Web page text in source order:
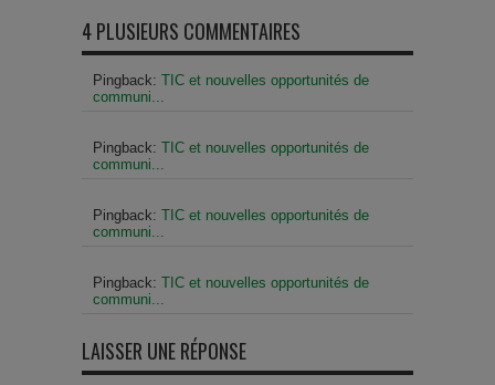
4 PLUSIEURS COMMENTAIRES
Pingback: TIC et nouvelles opportunités de
communi...
Pingback: TIC et nouvelles opportunités de
communi...
Pingback: TIC et nouvelles opportunités de
communi...
Pingback: TIC et nouvelles opportunités de
communi...
LAISSER UNE RÉPONSE